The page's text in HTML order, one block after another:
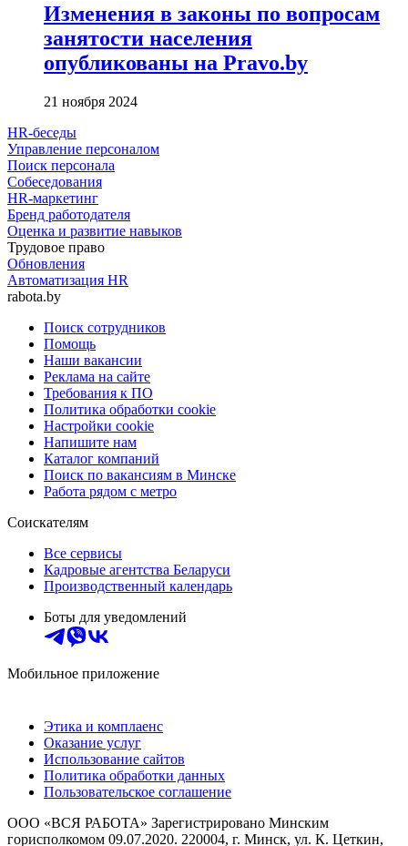
Изменения в законы по вопросам
занятости населения
опубликованы на Pravo.by
21 ноября 2024
HR-беседы
Управление персоналом
Поиск персонала
Собеседования
HR-маркетинг
Бренд работодателя
Оценка и развитие навыков
Трудовое право
Обновления
Автоматизация HR
rabota.by
Поиск сотрудников
Помощь
Наши вакансии
Реклама на сайте
Требования к ПО
Политика обработки cookie
Настройки cookie
Напишите нам
Каталог компаний
Поиск по вакансиям в Минске
Работа рядом с метро
Соискателям
Все сервисы
Кадровые агентства Беларуси
Производственный календарь
Боты для уведомлений
Мобильное приложение
Этика и комплаенс
Оказание услуг
Использование сайтов
Политика обработки данных
Пользовательское соглашение
ООО «ВСЯ РАБОТА» Зарегистрировано Минским
горисполкомом 09.07.2020. 220004, г. Минск, ул. К. Цеткин,